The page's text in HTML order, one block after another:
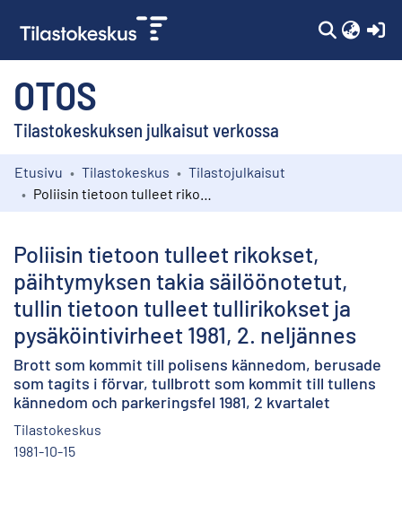
OTOS
Tilastokeskuksen julkaisut verkossa
Kokoelmat
Etusivu Tilastokeskus
Tilastojulkaisut
Poliisin tietoon tulleet rikokset,
päihtymyksen takia säilöönotetut,
tullin tietoon tulleet tullirikokset ja
pysäköintivirheet 1981, 2. neljännes
Brott som kommit till polisens kännedom, berusade
som tagits i förvar, tullbrott som kommit till tullens
kännedom och parkeringsfel 1981, 2 kvartalet
Tilastokeskus
1981-10-15